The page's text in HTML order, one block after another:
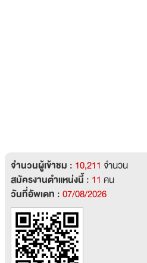
จำนวนผู้เข้าชม : 10,211 จำนวน
สมัครงานตำแหน่งนี้ : 11 คน
วันที่อัพเดท :07/08/2026